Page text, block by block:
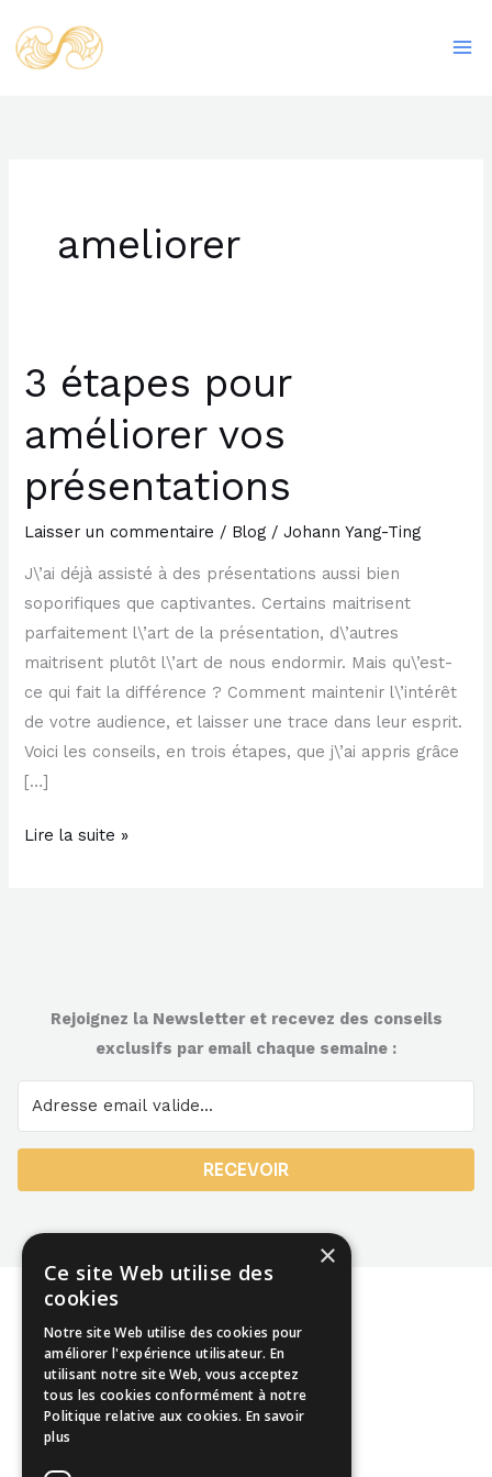
au
contenu
ameliorer
3 étapes pour
améliorer vos
présentations
Laisser un commentaire / Blog /Johann Yang-Ting
J\’ai déjà assisté à des présentations aussi bien
soporifiques que captivantes. Certains maitrisent
parfaitement l\’art de la présentation, d\’autres
maitrisent plutôt l\’art de nous endormir. Mais qu\’est-
ce qui fait la différence ? Comment maintenir l\’intérêt
de votre audience, et laisser une trace dans leur esprit.
Voici les conseils, en trois étapes, que j\’ai appris grâce
[…]
3
étapes
pour
vos
Lire la suite »
Rejoignez la Newsletter et recevez des conseils
exclusifs par email chaque semaine :
RECEVOIR
Mentions légales
CGU
×
Ce site Web utilise des
cookies
Notre site Web utilise des cookies pour
améliorer l'expérience utilisateur. En
utilisant notre site Web, vous acceptez
tous les cookies conformément à notre
Politique relative aux cookies. En savoir
plus